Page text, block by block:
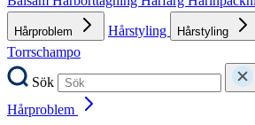
Hårproblem Hårstyling Hårstyling
Torrschampo
Sök
Hårproblem